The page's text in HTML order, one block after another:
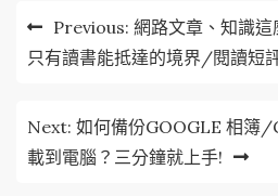
文
章
覽
Previous: 網路文章、知識這
只有讀書能抵達的境界/閱讀短
Next: 如何備份GOOGLE 相簿/
載到電腦？三分鐘就上手!